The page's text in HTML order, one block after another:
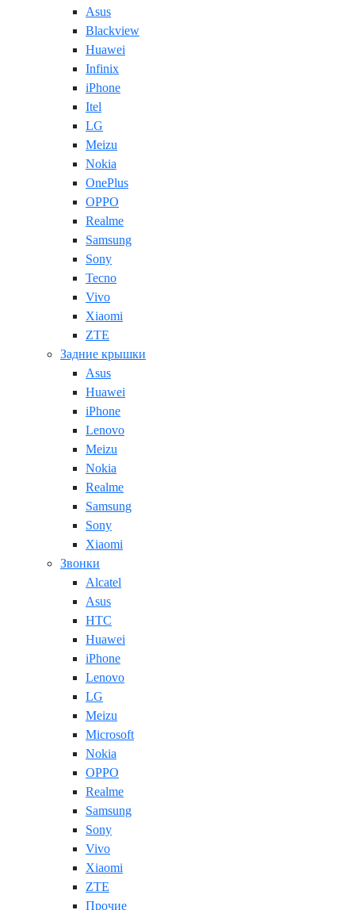
Asus
Blackview
Huawei
Infinix
iPhone
Itel
LG
Meizu
Nokia
OnePlus
OPPO
Realme
Samsung
Sony
Tecno
Vivo
Xiaomi
ZTE
Задние крышки
Asus
Huawei
iPhone
Lenovo
Meizu
Nokia
Realme
Samsung
Sony
Xiaomi
Звонки
Alcatel
Asus
HTC
Huawei
iPhone
Lenovo
LG
Meizu
Microsoft
Nokia
OPPO
Realme
Samsung
Sony
Vivo
Xiaomi
ZTE
Прочие